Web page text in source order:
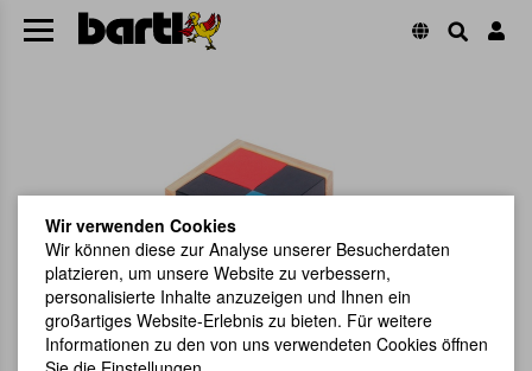
Wir verwenden Cookies
Wir können diese zur Analyse unserer Besucherdaten
platzieren, um unsere Website zu verbessern,
personalisierte Inhalte anzuzeigen und Ihnen ein
großartiges Website-Erlebnis zu bieten. Für weitere
Informationen zu den von uns verwendeten Cookies öffnen